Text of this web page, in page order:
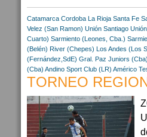
Catamarca Cordoba La Rioja Santa Fe
Velez (San Ramon) Unión Santiago
Cuarto) Sarmiento (Leones, Cba.)
(Belén) River (Chepes) Los Andes (Los
(Fernández,SdE) Gral. Paz Juniors (Cba)
(Cba) Andino Sport Club (LR) Américo
TORNEO